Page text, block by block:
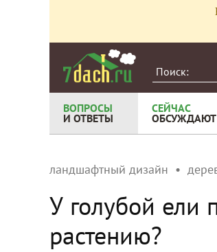
ВОПРОСЫ
И ОТВЕТЫ
СЕЙЧАС
ОБСУЖДАЮТ
ландшафтный дизайн
У голубой ели
растению?